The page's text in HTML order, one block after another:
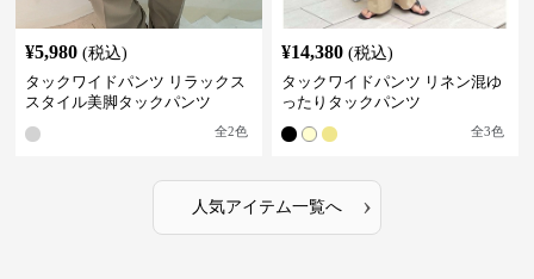
¥5,980 (税込)
タックワイドパンツ リラックス
スタイル美脚タックパンツ
全2色
¥14,380 (税込)
タックワイドパンツ リネン混ゆ
ったりタックパンツ
全3色
人気アイテム一覧へ ›